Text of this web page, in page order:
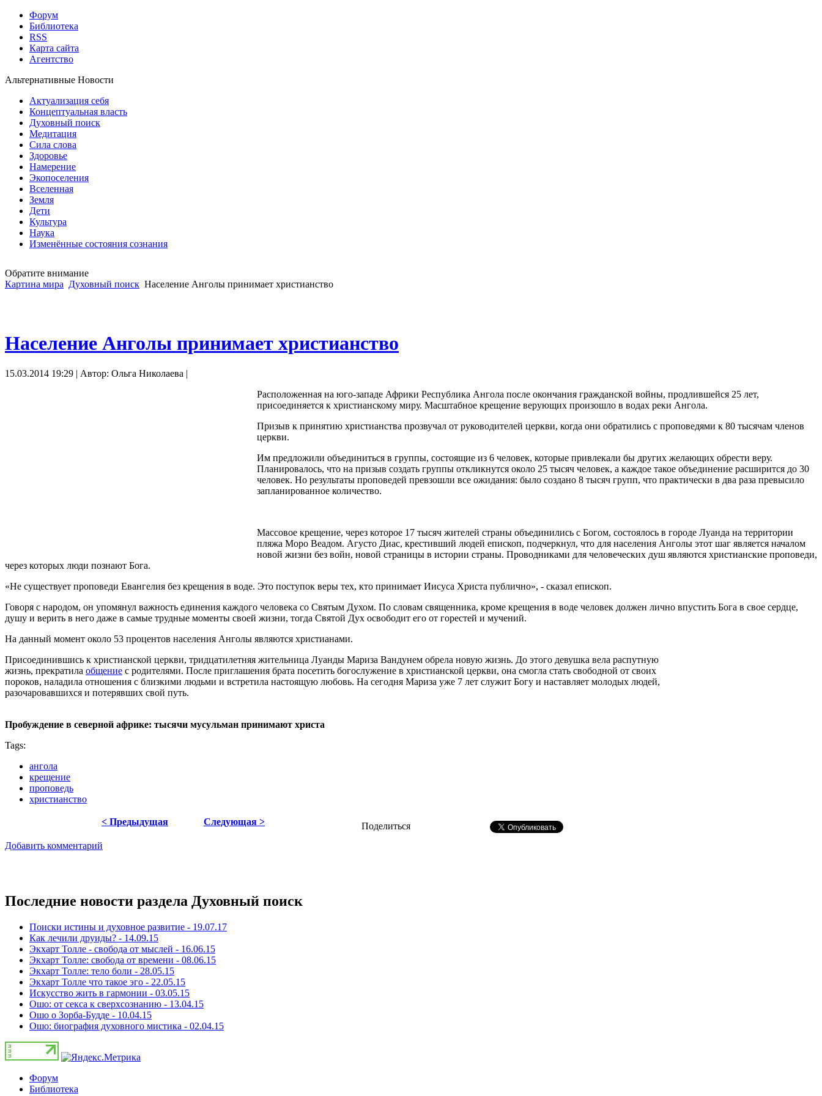
Форум
Библиотека
RSS
Карта сайта
Агентство
Альтернативные Новости
Актуализация себя
Концептуальная власть
Духовный поиск
Медитация
Сила слова
Здоровье
Намерение
Экопоселения
Вселенная
Земля
Дети
Культура
Наука
Изменённые состояния сознания
Обратите внимание
Картина мира Духовный поиск Население Анголы принимает христианство
Население Анголы принимает христианство
15.03.2014 19:29 | Автор: Ольга Николаева |
Расположенная на юго-западе Африки Республика Ангола после окончания гражданской войны, продлившейся 25 лет,
присоединяется к христианскому миру. Масштабное крещение верующих произошло в водах реки Ангола.
Призыв к принятию христианства прозвучал от руководителей церкви, когда они обратились с проповедями к 80 тысячам членов
церкви.
Им предложили объединиться в группы, состоящие из 6 человек, которые привлекали бы других желающих обрести веру.
Планировалось, что на призыв создать группы откликнутся около 25 тысяч человек, а каждое такое объединение расширится до 30
человек. Но результаты проповедей превзошли все ожидания: было создано 8 тысяч групп, что практически в два раза превысило
запланированное количество.
Массовое крещение, через которое 17 тысяч жителей страны объединились с Богом, состоялось в городе Луанда на территории
пляжа Моро Веадом. Агусто Диас, крестивший людей епископ, подчеркнул, что для населения Анголы этот шаг является началом
новой жизни без войн, новой страницы в истории страны. Проводниками для человеческих душ являются христианские проповеди,
через которых люди познают Бога.
«Не существует проповеди Евангелия без крещения в воде. Это поступок веры тех, кто принимает Иисуса Христа публично», - сказал епископ.
Говоря с народом, он упомянул важность единения каждого человека со Святым Духом. По словам священника, кроме крещения в воде человек должен лично впустить Бога в свое сердце,
душу и верить в него даже в самые трудные моменты своей жизни, тогда Святой Дух освободит его от горестей и мучений.
На данный момент около 53 процентов населения Анголы являются христианами.
Присоединившись к христианской церкви, тридцатилетняя жительница Луанды Мариза Вандунем обрела новую жизнь. До этого девушка вела распутную
жизнь, прекратила общение с родителями. После приглашения брата посетить богослужение в христианской церкви, она смогла стать свободной от своих
пороков, наладила отношения с близкими людьми и встретила настоящую любовь. На сегодня Мариза уже 7 лет служит Богу и наставляет молодых людей,
разочаровавшихся и потерявших свой путь.
Пробуждение в северной африке: тысячи мусульман принимают христа
Tags:
ангола
крещение
проповедь
христианство
Поделиться
< Предыдущая Следующая >
Добавить комментарий
Последние новости раздела Духовный поиск
Поиски истины и духовное развитие - 19.07.17
Как лечили друиды? - 14.09.15
Экхарт Толле - свобода от мыслей - 16.06.15
Экхарт Толле: свобода от времени - 08.06.15
Экхарт Толле: тело боли - 28.05.15
Экхарт Толле что такое эго - 22.05.15
Искусство жить в гармонии - 03.05.15
Ошо: от секса к сверхсознанию - 13.04.15
Ошо о Зорба-Будде - 10.04.15
Ошо: биография духовного мистика - 02.04.15
Форум
Библиотека